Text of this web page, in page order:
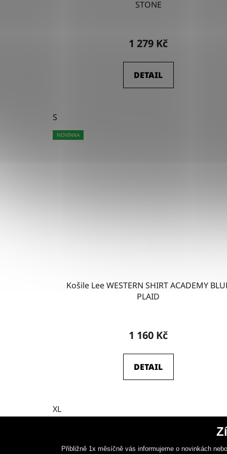
STONE
1 279 Kč
DETAIL
S
NOVINKA
Košile Lee WESTERN SHIRT ACADEMY
PLAID
1 160 Kč
DETAIL
XL
Přibližně 1x měsíčně vás informujeme o novinkách